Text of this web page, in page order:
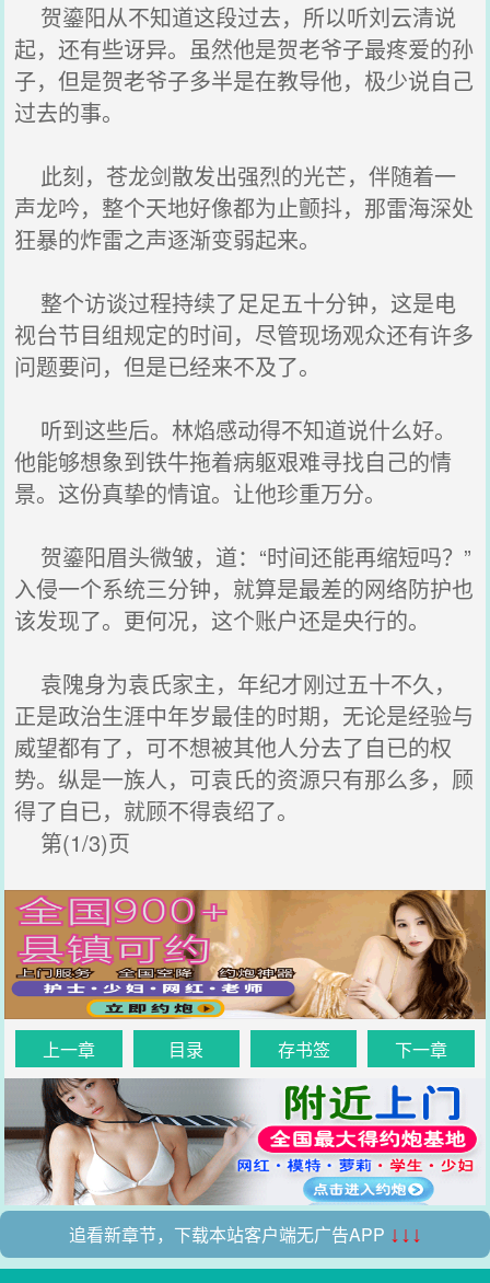
贺鎏阳从不知道这段过去，所以听刘云清说
起，还有些讶异。虽然他是贺老爷子最疼爱的孙
子，但是贺老爷子多半是在教导他，极少说自己
过去的事。
此刻，苍龙剑散发出强烈的光芒，伴随着一
声龙吟，整个天地好像都为止颤抖，那雷海深处
狂暴的炸雷之声逐渐变弱起来。
整个访谈过程持续了足足五十分钟，这是电
视台节目组规定的时间，尽管现场观众还有许多
问题要问，但是已经来不及了。
听到这些后。林焰感动得不知道说什么好。
他能够想象到铁牛拖着病躯艰难寻找自己的情
景。这份真挚的情谊。让他珍重万分。
贺鎏阳眉头微皱，道：“时间还能再缩短吗？”
入侵一个系统三分钟，就算是最差的网络防护也
该发现了。更何况，这个账户还是央行的。
袁隗身为袁氏家主，年纪才刚过五十不久，
正是政治生涯中年岁最佳的时期，无论是经验与
威望都有了，可不想被其他人分去了自已的权
势。纵是一族人，可袁氏的资源只有那么多，顾
得了自已，就顾不得袁绍了。
第(1/3)页
上一章 目录 存书签 下一章
追看新章节，下载本站客户端无广告APP ↓↓↓